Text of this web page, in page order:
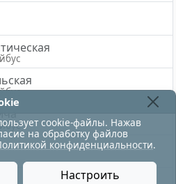
cookie-файлы. Нажав
на обработку файлов
конфиденциальности.
Настроить